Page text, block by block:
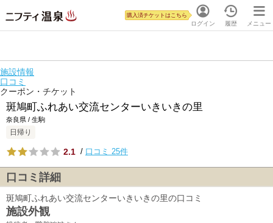
ログイン
購入済チケットはこちら
履歴 メニュー
施設情報
口コミ
クーポン・チケット
斑鳩町ふれあい交流センターいきいきの里
奈良県 / 生駒
日帰り
2.1 / 口コミ 25件
口コミ詳細
斑鳩町ふれあい交流センターいきいきの里の口コミ
施設外観